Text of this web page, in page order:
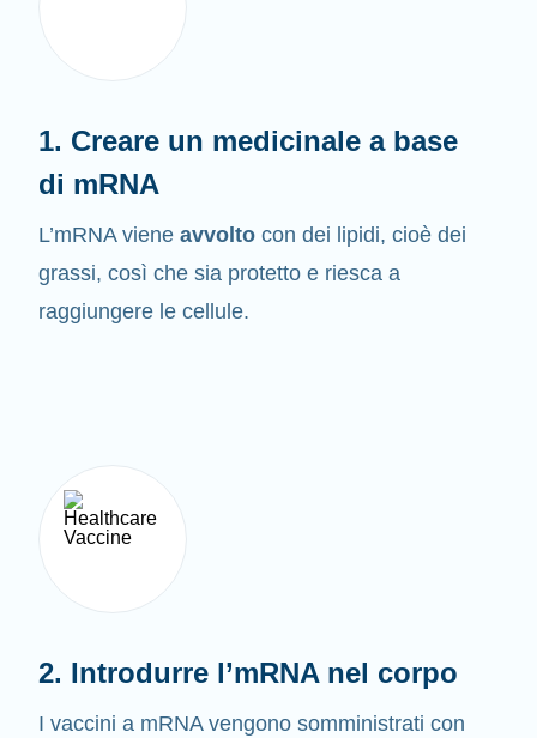
1. Creare un medicinale a base
di mRNA
L’mRNA viene avvolto con dei lipidi, cioè dei
grassi, così che sia protetto e riesca a
raggiungere le cellule.
2. Introdurre l’mRNA nel corpo
I vaccini a mRNA vengono somministrati con